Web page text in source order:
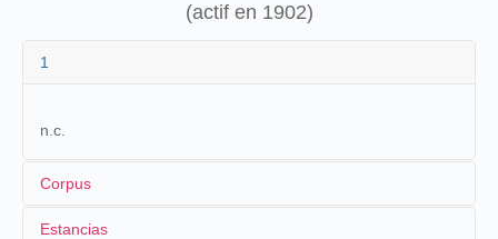
(actif en 1902)
1
n.c.
Corpus
Estancias